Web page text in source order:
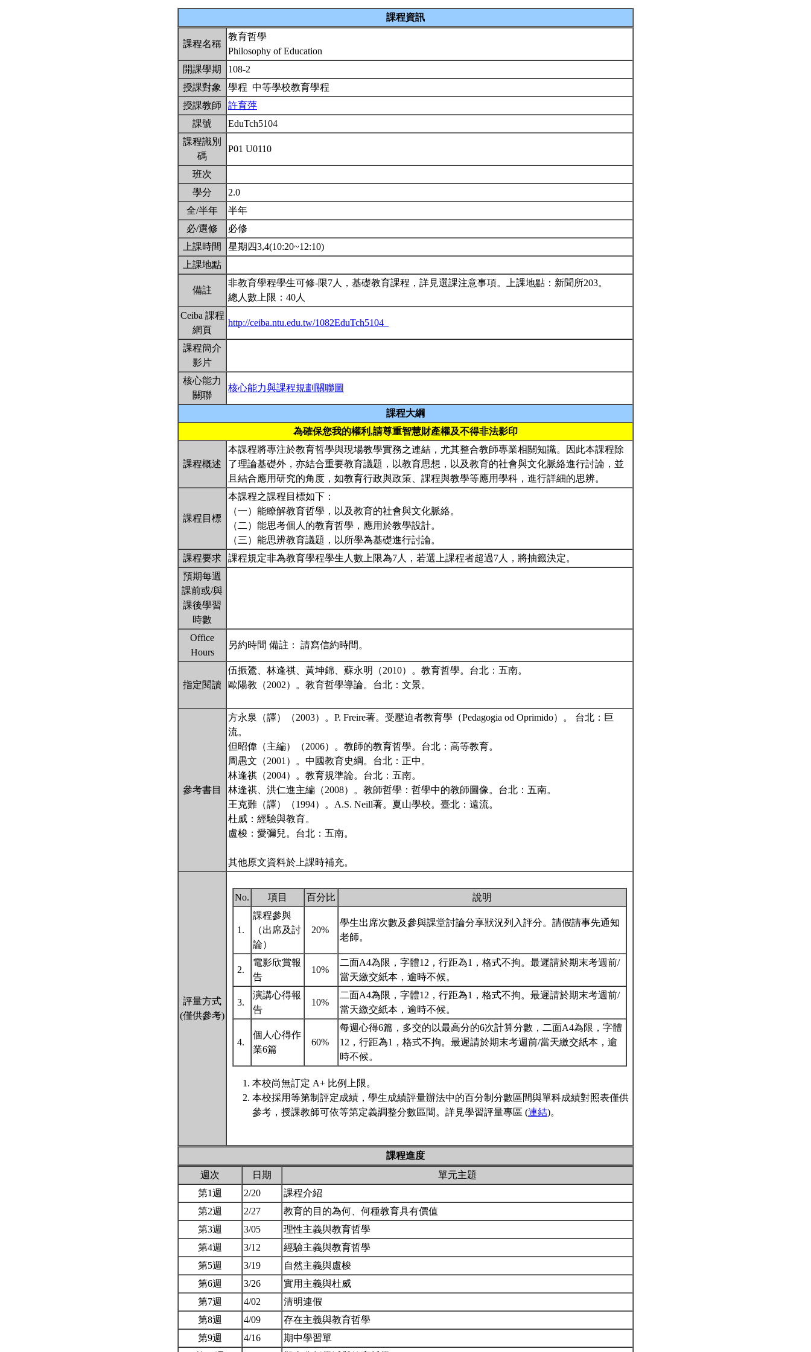
課程資訊
課程名稱
教育哲學
Philosophy of Education
開課學期
108-2
授課對象
學程 中等學校教育學程
授課教師
許育萍
課號
EduTch5104
課程識別
碼
P01 U0110
班次
學分
2.0
全/半年
半年
必/選修
必修
上課時間
星期四3,4(10:20~12:10)
上課地點
備註
非教育學程學生可修-限7人，基礎教育課程，詳見選課注意事項。上課地點：新聞所203。
總人數上限：40人
Ceiba 課程
網頁
http://ceiba.ntu.edu.tw/1082EduTch5104_
課程簡介
影片
核心能力
關聯
核心能力與課程規劃關聯圖
課程大綱
為確保您我的權利,請尊重智慧財產權及不得非法影印
課程概述
本課程將專注於教育哲學與現場教學實務之連結，尤其整合教師專業相關知識。因此本課程除
了理論基礎外，亦結合重要教育議題，以教育思想，以及教育的社會與文化脈絡進行討論，並
且結合應用研究的角度，如教育行政與政策、課程與教學等應用學科，進行詳細的思辨。
課程目標
本課程之課程目標如下：
（一）能瞭解教育哲學，以及教育的社會與文化脈絡。
（二）能思考個人的教育哲學，應用於教學設計。
（三）能思辨教育議題，以所學為基礎進行討論。
課程要求
課程規定非為教育學程學生人數上限為7人，若選上課程者超過7人，將抽籤決定。
預期每週
課前或/與
課後學習
時數
Office
Hours
另約時間 備註： 請寫信約時間。
指定閱讀
伍振鷟、林逢祺、黃坤錦、蘇永明（2010）。教育哲學。台北：五南。
歐陽教（2002）。教育哲學導論。台北：文景。
參考書目
方永泉（譯）（2003）。P. Freire著。受壓迫者教育學（Pedagogia od Oprimido）。 台北：巨
流。
但昭偉（主編）（2006）。教師的教育哲學。台北：高等教育。
周愚文（2001）。中國教育史綱。台北：正中。
林逢祺（2004）。教育規準論。台北：五南。
林逢祺、洪仁進主編（2008）。教師哲學：哲學中的教師圖像。台北：五南。
王克難（譯）（1994）。A.S. Neill著。夏山學校。臺北：遠流。
杜威：經驗與教育。
盧梭：愛彌兒。台北：五南。
其他原文資料於上課時補充。
評量方式
(僅供參考)
No. 項目 百分比 說明
1.
課程參與
（出席及討
論）
20%
學生出席次數及參與課堂討論分享狀況列入評分。請假請事先通知
老師。
2.
電影欣賞報
告
10%
二面A4為限，字體12，行距為1，格式不拘。最遲請於期末考週前/
當天繳交紙本，逾時不候。
3.
演講心得報
告
10%
二面A4為限，字體12，行距為1，格式不拘。最遲請於期末考週前/
當天繳交紙本，逾時不候。
4.
個人心得作
業6篇
60%
每週心得6篇，多交的以最高分的6次計算分數，二面A4為限，字體
12，行距為1，格式不拘。最遲請於期末考週前/當天繳交紙本，逾
時不候。
本校尚無訂定 A+ 比例上限。
本校採用等第制評定成績，學生成績評量辦法中的百分制分數區間與單科成績對照表僅供
參考，授課教師可依等第定義調整分數區間。詳見學習評量專區 (連結)。
課程進度
週次
日期
單元主題
第1週
2/20
課程介紹
第2週
2/27
教育的目的為何、何種教育具有價值
第3週
3/05
理性主義與教育哲學
第4週
3/12
經驗主義與教育哲學
第5週
3/19
自然主義與盧梭
第6週
3/26
實用主義與杜威
第7週
4/02
清明連假
第8週
4/09
存在主義與教育哲學
第9週
4/16
期中學習單